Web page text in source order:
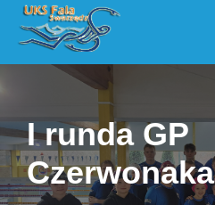
Przejdź
do
I runda GP
Czerwonaka